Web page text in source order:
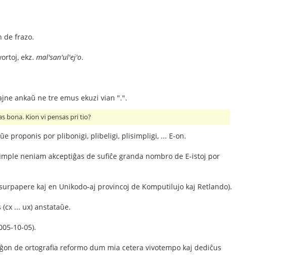
de frazo.
ekz. mal'san'ul'ej'o.
ankaŭ ne tre emus ekuzi vian ".".
bona. Kion vi pensas pri tio?
proponis por plibonigi, plibeligi, plisimpligi, ... E-on.
neniam akceptiĝas de sufiĉe granda nombro de E-istoj por
kaj en Unikodo-aj provincoj de Komputilujo kaj Retlando).
(cx ... ux) anstataŭe.
10-05).
de ortografia reformo dum mia cetera vivotempo kaj dediĉus